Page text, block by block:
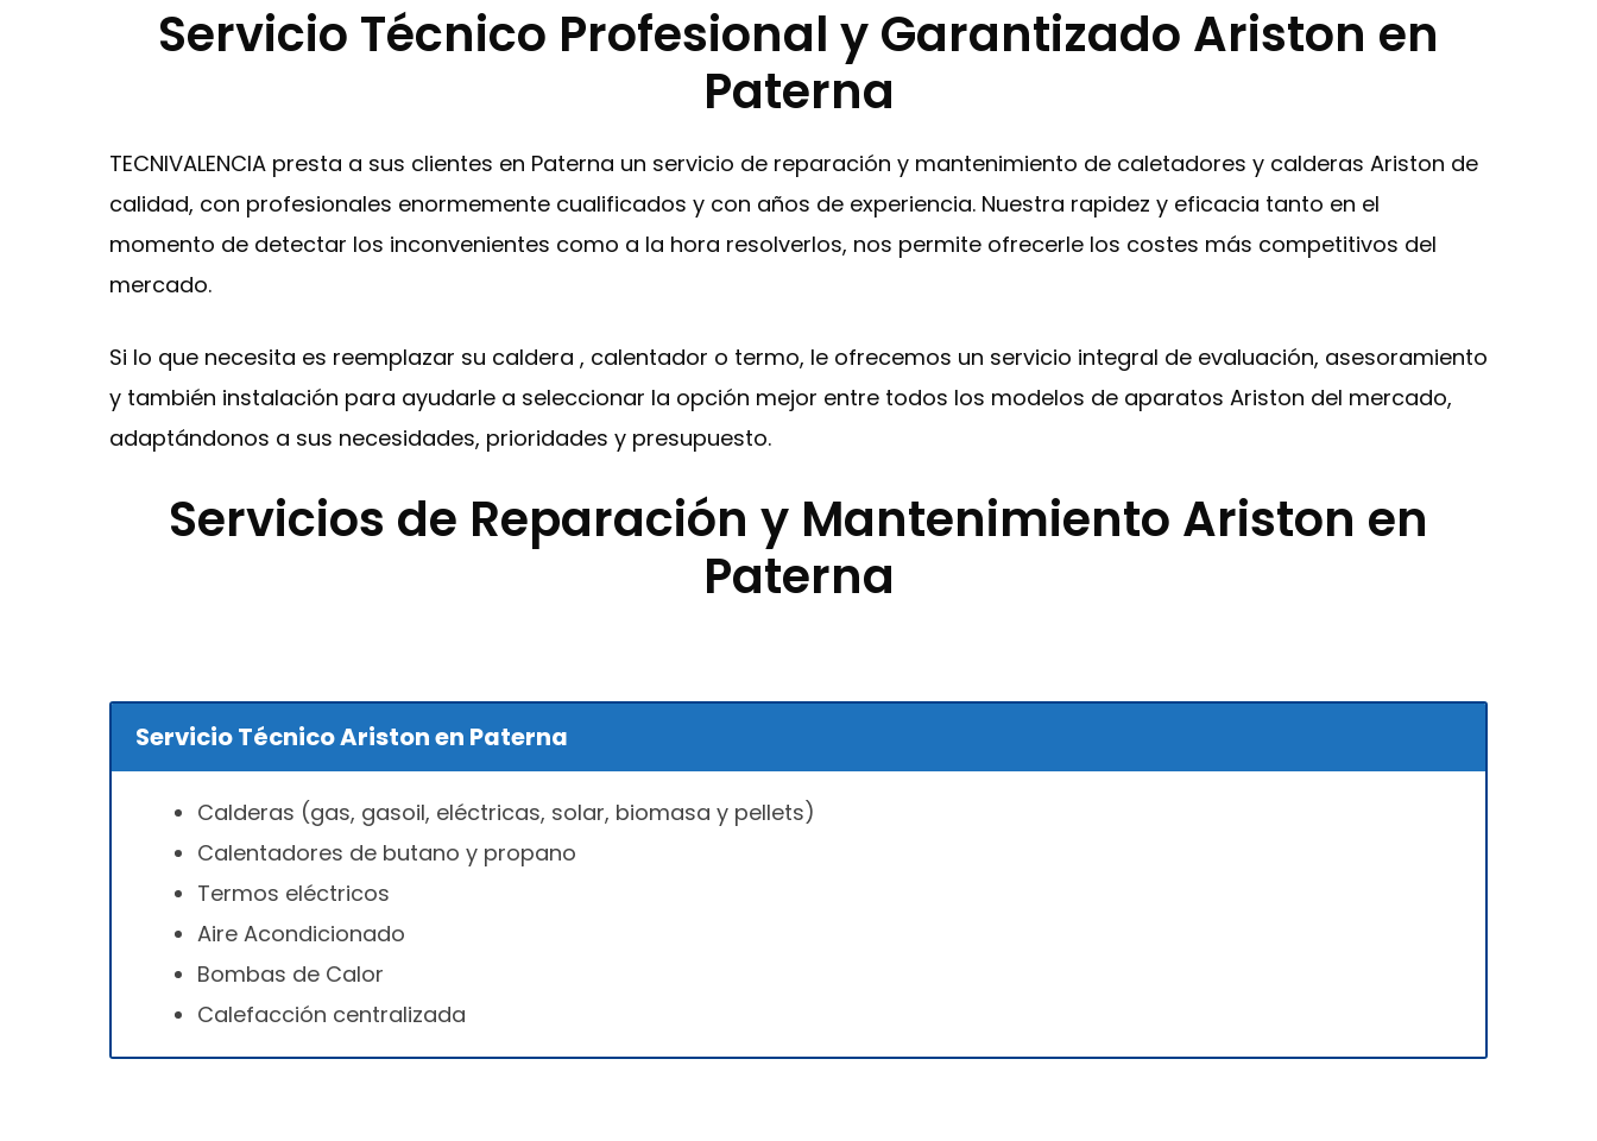
Servicio Técnico Profesional y Garantizado Ariston en
Paterna
TECNIVALENCIA presta a sus clientes en Paterna un servicio de reparación y mantenimiento de caletadores y calderas Ariston de
calidad, con profesionales enormemente cualificados y con años de experiencia. Nuestra rapidez y eficacia tanto en el
momento de detectar los inconvenientes como a la hora resolverlos, nos permite ofrecerle los costes más competitivos del
mercado.
Si lo que necesita es reemplazar su caldera , calentador o termo, le ofrecemos un servicio integral de evaluación, asesoramiento
y también instalación para ayudarle a seleccionar la opción mejor entre todos los modelos de aparatos Ariston del mercado,
adaptándonos a sus necesidades, prioridades y presupuesto.
Servicios de Reparación y Mantenimiento Ariston en
Paterna
Servicio Técnico Ariston en Paterna
Calderas (gas, gasoil, eléctricas, solar, biomasa y pellets)
Calentadores de butano y propano
Termos eléctricos
Aire Acondicionado
Bombas de Calor
Calefacción centralizada